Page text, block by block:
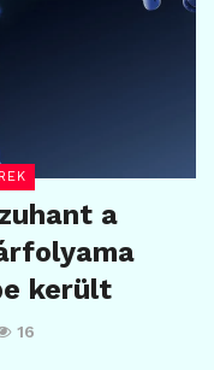
a
került
16